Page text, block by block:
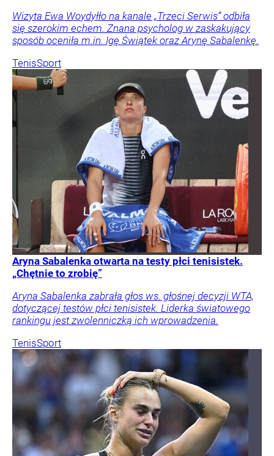
Wizyta Ewa Woydyłło na kanale „Trzeci Serwis” odbiła
się szerokim echem. Znana psycholog w zaskakujący
sposób oceniła m.in. Igę Świątek oraz Arynę Sabalenkę.
TenisSport
Aryna Sabalenka otwarta na testy płci tenisistek.
„Chętnie to zrobię”
Aryna Sabalenka zabrała głos ws. głośnej decyzji WTA,
dotyczącej testów płci tenisistek. Liderka światowego
rankingu jest zwolenniczką ich wprowadzenia.
TenisSport